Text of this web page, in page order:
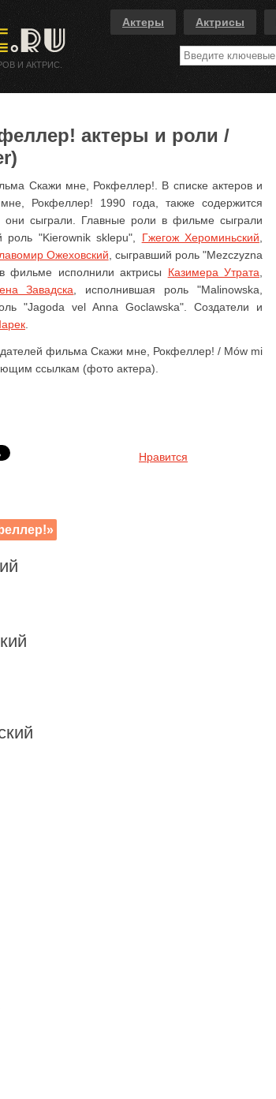
Актеры Актрисы
актеры и роли /
Скажи мне, Рокфеллер!. В списке актеров и
Рокфеллер! 1990 года, также содержится
сыграли. Главные роли в фильме сыграли
роль "Kierownik sklepu", Гжегож Хероминьский
Ожеховский , сыгравший роль "Mezczyzna
фильме исполнили актрисы Казимера Утрата
Завадска , исполнившая роль "Malinowska,
"Jagoda vel Anna Goclawska". Создатели и
фильма Скажи мне, Рокфеллер! / Mów mi
ссылкам (фото актера).
Нравится
И АКТРИС.